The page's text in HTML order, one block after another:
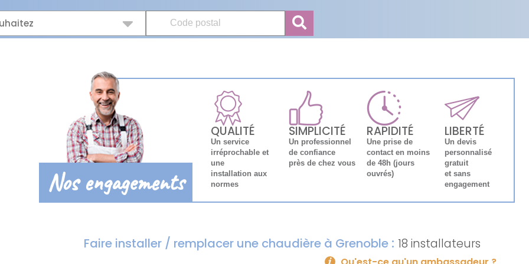
Nos engagements
QUALITÉ
Un service
irréprochable et
une
installation aux
normes
SIMPLICITÉ
Un professionnel
de confiance
près de chez vous
RAPIDITÉ
Une prise de
contact en moins
de 48h (jours
ouvrés)
LIBERTÉ
Un devis
personnalisé
gratuit
et sans
engagement
Faire installer / remplacer une chaudière à Grenoble : 18 installateurs